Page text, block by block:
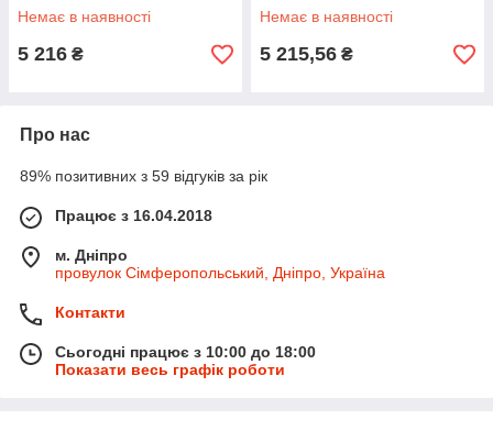
Немає в наявності
5 216 ₴
Немає в наявності
5 215,56 ₴
Про нас
89% позитивних з 59 відгуків за рік
Працює з 16.04.2018
м. Дніпро
провулок Сімферопольський, Дніпро, Україна
Контакти
Сьогодні працює з 10:00 до 18:00
Показати весь графік роботи